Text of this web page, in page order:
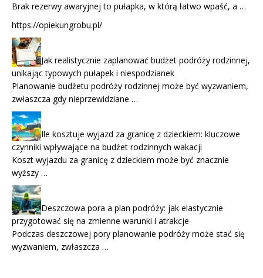
Brak rezerwy awaryjnej to pułapka, w którą łatwo wpaść, a …
https://opiekungrobu.pl/
Jak realistycznie zaplanować budżet podróży rodzinnej,
unikając typowych pułapek i niespodzianek
Planowanie budżetu podróży rodzinnej może być wyzwaniem,
zwłaszcza gdy nieprzewidziane …
Ile kosztuje wyjazd za granicę z dzieckiem: kluczowe
czynniki wpływające na budżet rodzinnych wakacji
Koszt wyjazdu za granicę z dzieckiem może być znacznie
wyższy …
Deszczowa pora a plan podróży: jak elastycznie
przygotować się na zmienne warunki i atrakcje
Podczas deszczowej pory planowanie podróży może stać się
wyzwaniem, zwłaszcza …